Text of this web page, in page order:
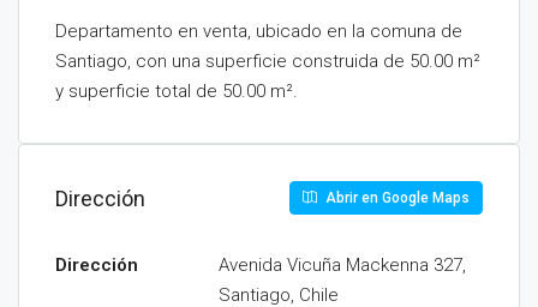
Departamento en venta, ubicado en la comuna de
Santiago, con una superficie construida de 50.00 m²
y superficie total de 50.00 m².
Dirección Abrir en Google Maps
Dirección
Avenida Vicuña Mackenna 327,
Santiago, Chile